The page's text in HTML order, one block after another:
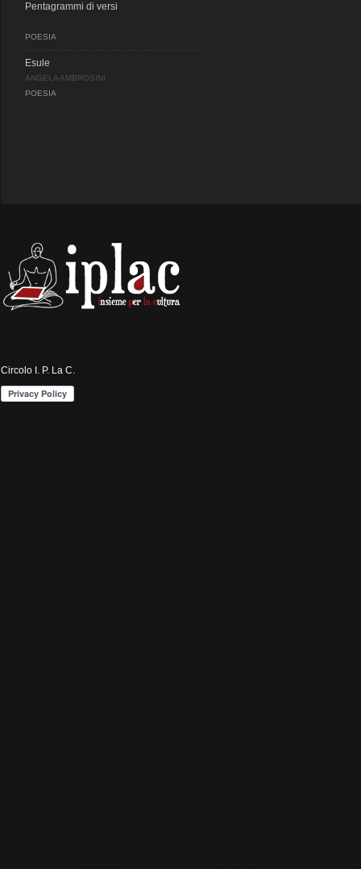
Pentagrammi di versi
POESIA
Esule
ANGELA AMBROSINI
POESIA
Circolo I. P. La C.